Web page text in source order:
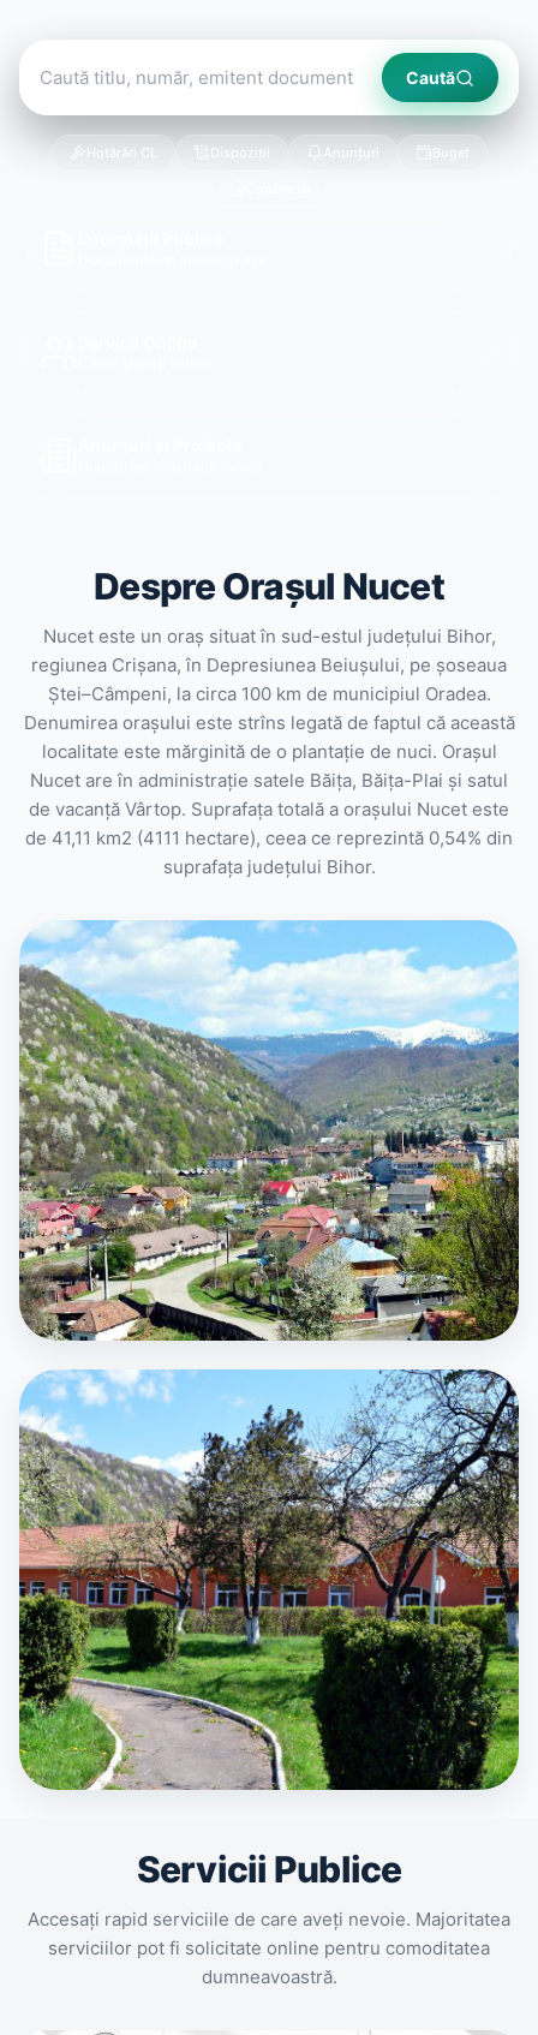
Caută
Hotărâri CL Dispoziții Anunțuri Buget
Despre Orașul Nucet
Nucet este un oraș situat în sud-estul județului Bihor,
regiunea Crișana, în Depresiunea Beiușului, pe șoseaua
Ștei–Câmpeni, la circa 100 km de municipiul Oradea.
Denumirea orașului este strîns legată de faptul că această
localitate este mărginită de o plantație de nuci. Orașul
Nucet are în administrație satele Băița, Băița-Plai și satul
de vacanță Vârtop. Suprafața totală a orașului Nucet este
de 41,11 km2 (4111 hectare), ceea ce reprezintă 0,54% din
suprafața județului Bihor.
Servicii Publice
Accesați rapid serviciile de care aveți nevoie. Majoritatea
serviciilor pot fi solicitate online pentru comoditatea
dumneavoastră.